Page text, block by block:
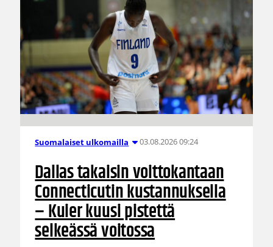
Suomalaiset ulkomailla 03.08.2026 09:24
Dallas takaisin voittokantaan
Connecticutin kustannuksella
– Kuier kuusi pistettä
selkeässä voitossa